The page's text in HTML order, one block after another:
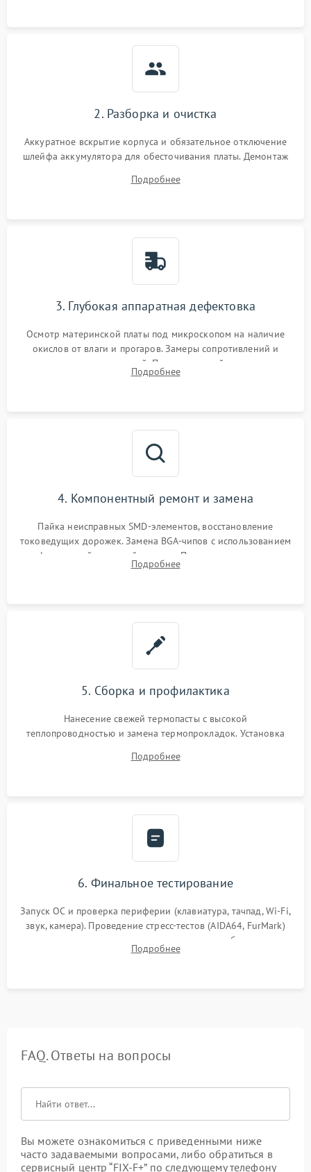
2. Разборка и очистка
Аккуратное вскрытие корпуса и обязательное отключение
шлейфа аккумулятора для обесточивания платы. Демонтаж
высохшей термопасты с кристаллов чипов.
Подробнее
3. Глубокая аппаратная дефектовка
Осмотр материнской платы под микроскопом на наличие
окислов от влаги и прогаров. Замеры сопротивлений и
дежурных напряжений. Проверка цепей питания,
мультиконтроллера, процессора и видеочипа.
Подробнее
4. Компонентный ремонт и замена
Пайка неисправных SMD-элементов, восстановление
токоведущих дорожек. Замена BGA-чипов с использованием
инфракрасной паяльной станции. Прошивка микросхемы
BIOS или замена поврежденных портов USB
Подробнее
5. Сборка и профилактика
Нанесение свежей термопасты с высокой
теплопроводностью и замена термопрокладок. Установка
шлейфов, модулей памяти и накопителей. Предварительная
Подробнее
6. Финальное тестирование
Запуск ОС и проверка периферии (клавиатура, тачпад, Wi-Fi,
звук, камера). Проведение стресс-тестов (AIDA64, FurMark)
для контроля температурного режима и стабильности
системы под пиковой нагрузкой.
Подробнее
FAQ. Ответы на вопросы
Вы можете ознакомиться с приведенными ниже
часто задаваемыми вопросами, либо обратиться в
сервисный центр “FIX-F+” по следующему телефону